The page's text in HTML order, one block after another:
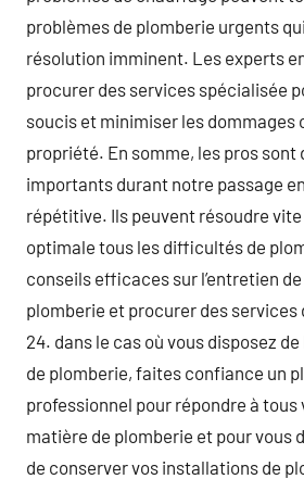
problèmes de plomberie urgents
résolution imminent. Les experts
procurer des services spécialisée
soucis et minimiser les dommages
propriété. En somme, les pros sont
importants durant notre passage
répétitive. Ils peuvent résoudre vite
optimale tous les difficultés de
conseils efficaces sur l’entretien
plomberie et procurer des services
24. dans le cas où vous disposez
de plomberie, faites confiance un
professionnel pour répondre à tous
matière de plomberie et pour vous
de conserver vos installations de